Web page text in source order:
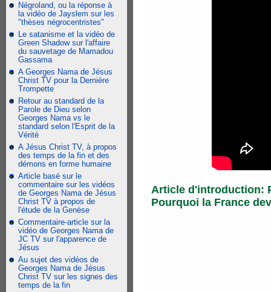
Négroland, ou la réponse à
la vidéo de Jayslem sur les
"thèses négrocentristes"
Le satanisme et la vidéo de
Green Shadow sur l'affaire
du sauvetage de Mamadou
Gassama
A Georges Nama de Jésus
Christ TV pour la Dernière
Trompette
Retour au standard de la
Parole de Dieu selon
Georges Nama vs le
standard selon l'Esprit de la
Vérité
A Jésus Christ TV, à propos
des temps de la fin et des
démons en forme humaine
Article basé sur le
commentaire sur les vidéos
de Georges Nama de Jésus
Christ TV à propos de
l'étude de la Genèse
Commentaire-article sur la
vidéo de Georges Nama de
JC TV sur l'apparence de
Jésus
Au sujet des vidéos de
Georges Nama de Jésus
Christ TV sur les signes des
temps de la fin
Article d'introduction:
Pourquoi la France